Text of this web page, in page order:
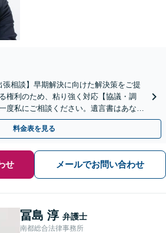
張相談】早期解決に向けた解決策をご提
権利のため、粘り強く対応【協議・調
度私にご相談ください。遺言書はあなた
防のための内容を作成。
料金表を見る
せ メールでお問い合わせ
冨島 淳 弁護士
南都総合法律事務所